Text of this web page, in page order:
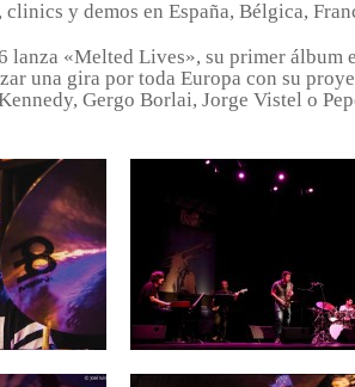
clinics y demos en España, Bélgica,
lanza «Melted Lives», su primer
una gira por toda Europa con su
Gergo Borlai, Jorge Vistel o